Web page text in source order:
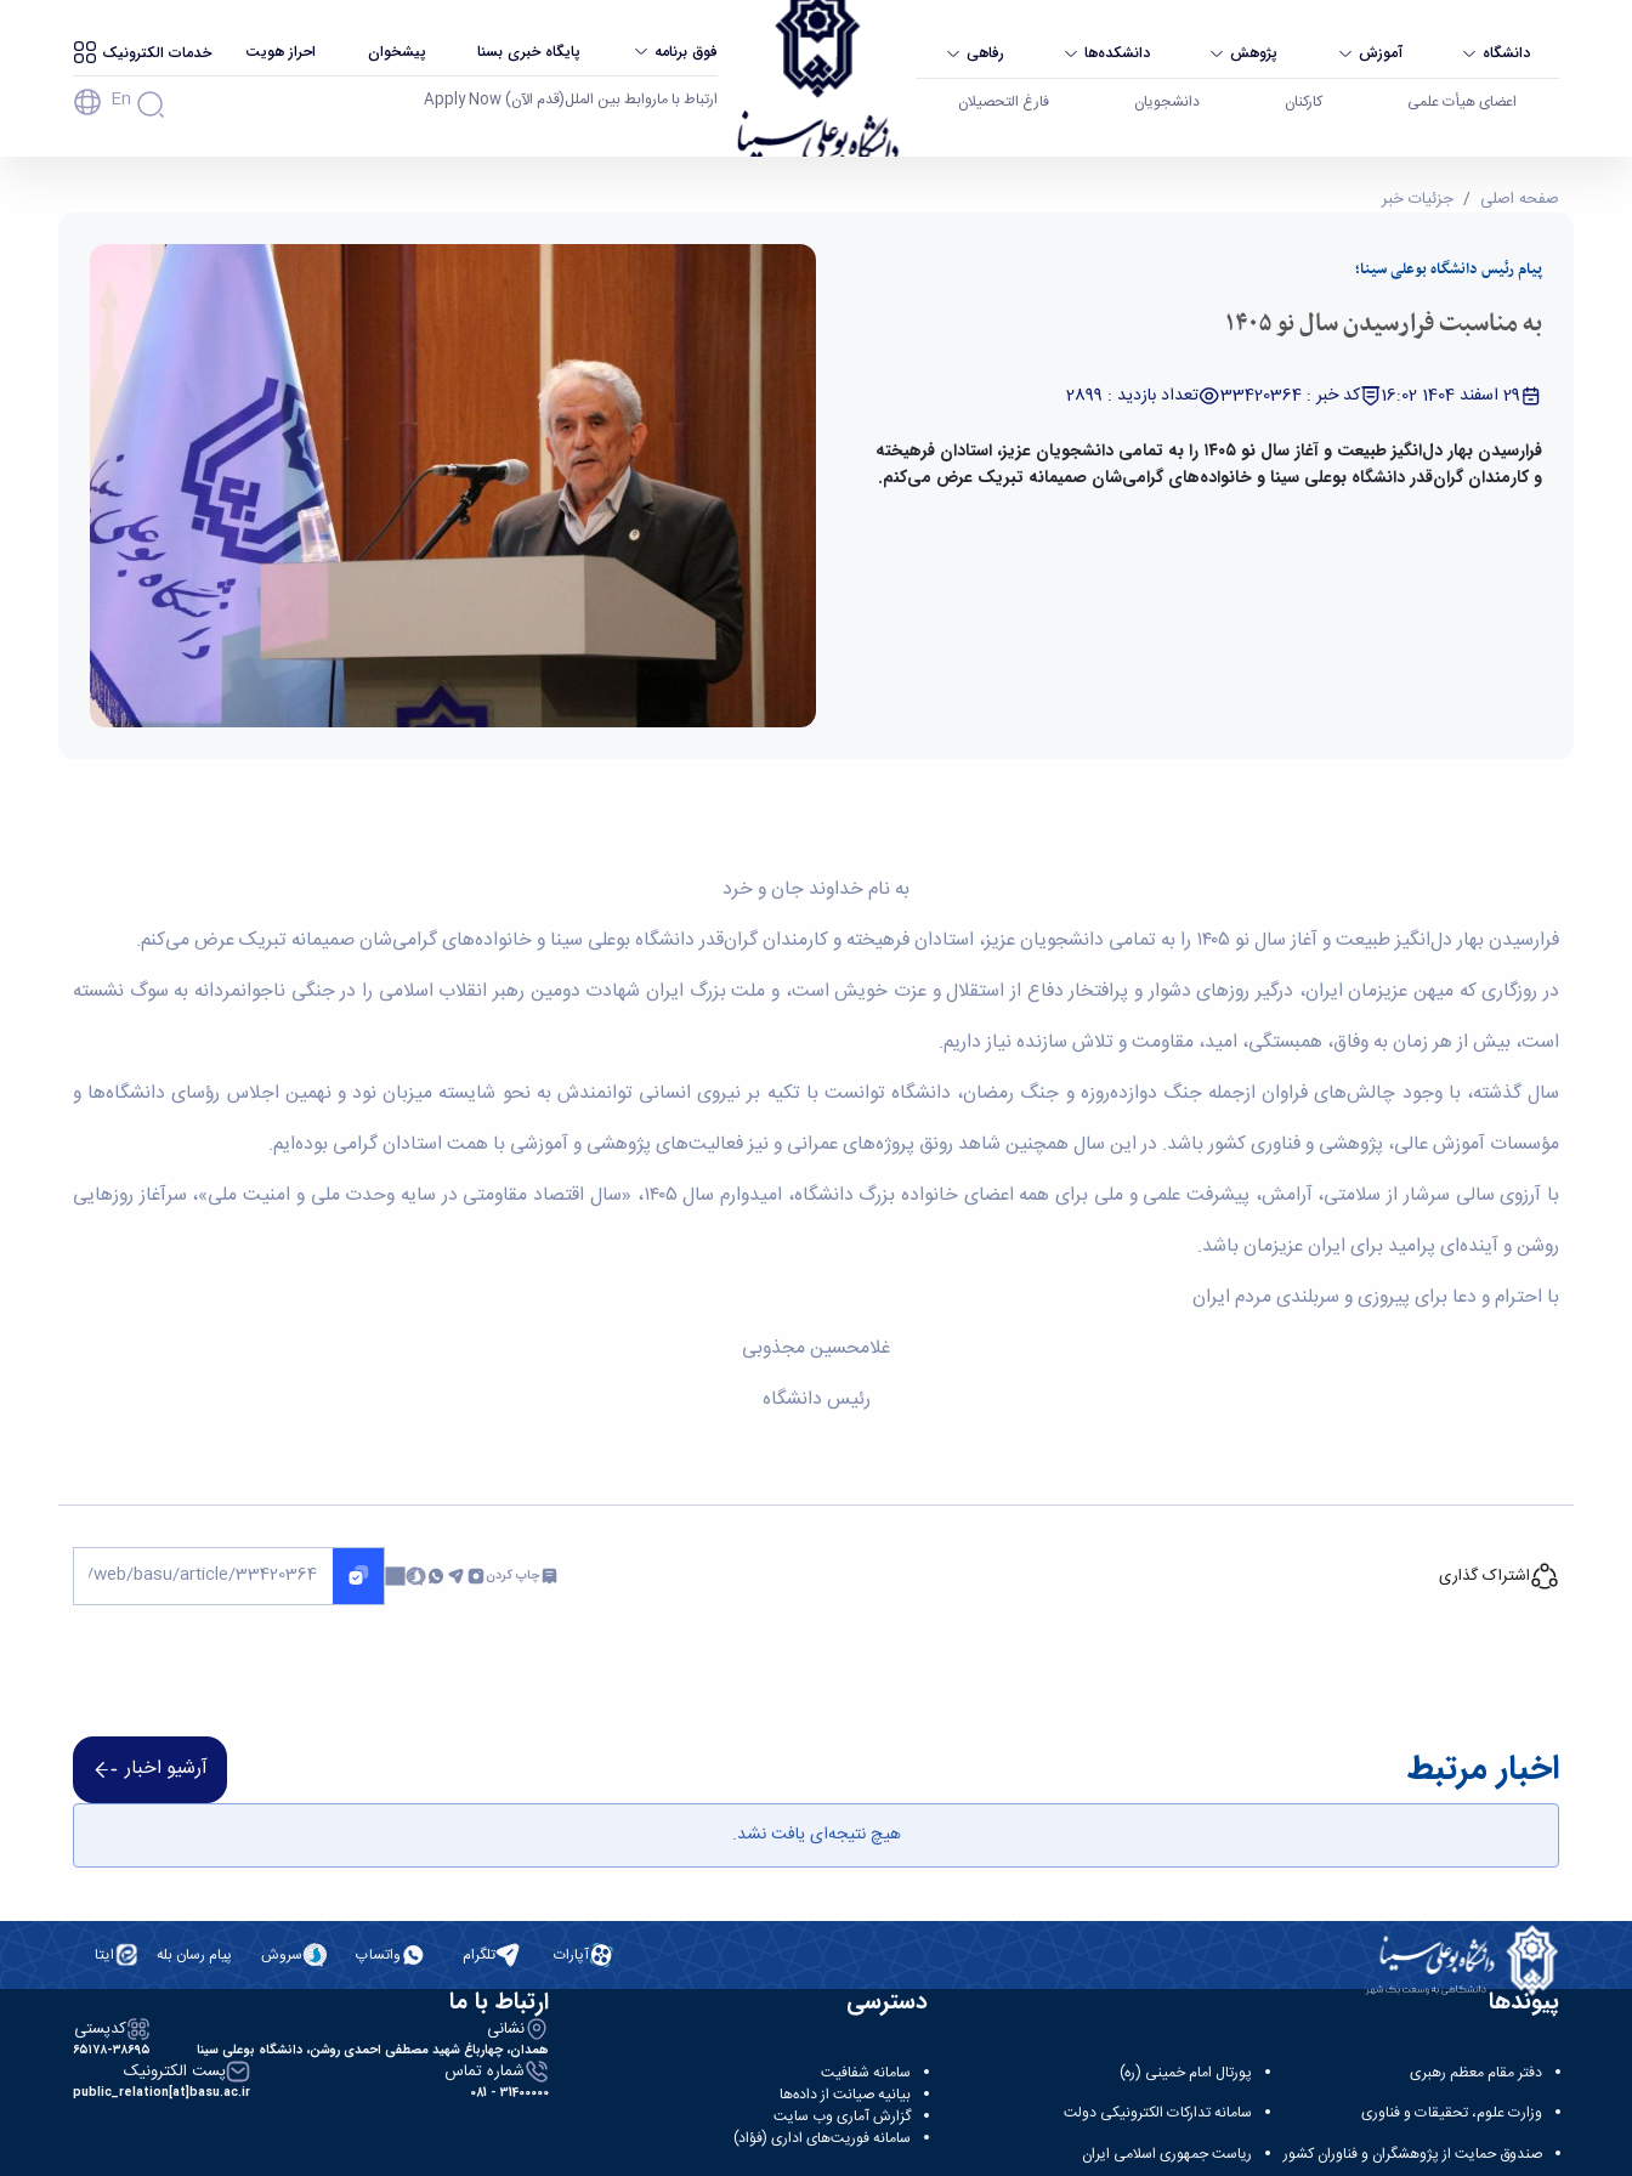
دانشگاه آموزش پژوهش دانشکده‌ها رفاهی
اعضای هیأت علمی کارکنان دانشجویان فارغ التحصیلان
فوق برنامه پایگاه خبری بسنا پیشخوان احراز هویت خدمات الکترونیک
ارتباط با ماروابط بین الملل(قدم الآن) Apply Now En
به مناسبت فرارسیدن سال نو ۱۴۰۵ - دانشگاه بوعلی سینا همدان
صفحه اصلی جزئیات خبر
پیام رئیس دانشگاه‌ بوعلی سینا؛
به مناسبت فرارسیدن سال نو ۱۴۰۵
29 اسفند 1404 16:02 کد خبر : 33420364 تعداد بازدید : 2899
فرارسیدن بهار دل‌انگیز طبیعت و آغاز سال نو ۱۴۰۵ را به تمامی دانشجویان عزیز، استادان فرهیخته
و کارمندان گران‌قدر دانشگاه بوعلی سینا و خانواده‌های گرامی‌شان صمیمانه تبریک عرض می‌کنم.
به نام خداوند جان و خرد
فرارسیدن بهار دل‌انگیز طبیعت و آغاز سال نو ۱۴۰۵ را به تمامی دانشجویان عزیز، استادان فرهیخته و کارمندان گران‌قدر دانشگاه بوعلی سینا و خانواده‌های گرامی‌شان صمیمانه تبریک عرض می‌کنم.
در روزگاری که میهن عزیزمان ایران، درگیر روزهای دشوار و پرافتخار دفاع از استقلال و عزت خویش است، و ملت بزرگ ایران شهادت دومین رهبر انقلاب اسلامی را در جنگی ناجوانمردانه به سوگ نشسته
است، بیش از هر زمان به وفاق، همبستگی، امید، مقاومت و تلاش سازنده نیاز داریم.
سال گذشته، با وجود چالش‌های فراوان ازجمله جنگ دوازده‌روزه و جنگ رمضان، دانشگاه توانست با تکیه بر نیروی انسانی توانمندش به نحو شایسته میزبان نود و نهمین اجلاس رؤسای دانشگاه‌ها و
مؤسسات آموزش عالی، پژوهشی و فناوری کشور باشد. در این سال همچنین شاهد رونق پروژه‌های عمرانی و نیز فعالیت‌های پژوهشی و آموزشی با همت استادان گرامی بوده‌ایم.
با آرزوی سالی سرشار از سلامتی، آرامش، پیشرفت علمی و ملی برای همه اعضای خانواده بزرگ دانشگاه، امیدوارم سال ۱۴۰۵، «سال اقتصاد مقاومتی در سایه وحدت ملی و امنیت ملی»، سرآغاز روزهایی
روشن و آینده‌ای پرامید برای ایران عزیزمان باشد.
با احترام و دعا برای پیروزی و سربلندی مردم ایران
غلامحسین مجذوبی
رئیس دانشگاه
اشتراک گذاری چاپ کردن
اخبار مرتبط آرشیو اخبار
هیچ نتیجه‌ای یافت نشد.
آپارات تلگرام واتساپ سروش پیام رسان بله ایتا
پیوندها
دفتر مقام معظم رهبری
وزارت علوم، تحقیقات و فناوری
صندوق حمایت از پژوهشگران و فناوران کشور
پورتال امام خمینی (ره)
سامانه تدارکات الکترونیکی دولت
ریاست جمهوری اسلامی ایران
دسترسی
سامانه شفافیت
بیانیه صیانت از داده‌ها
گزارش آماری وب‌ سایت
سامانه فوریت‌های اداری (فؤاد)
ارتباط با ما
نشانی
همدان، چهارباغ شهید مصطفی احمدی روشن، دانشگاه بوعلی سینا
کدپستی
۶۵۱۷۸-۳۸۶۹۵
شماره تماس
31400000 - 081
پست الکترونیک
public_relation[at]basu.ac.ir